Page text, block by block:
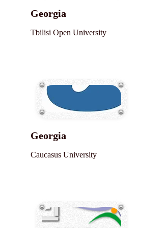
Georgia
Tbilisi Open University
Georgia
Caucasus University